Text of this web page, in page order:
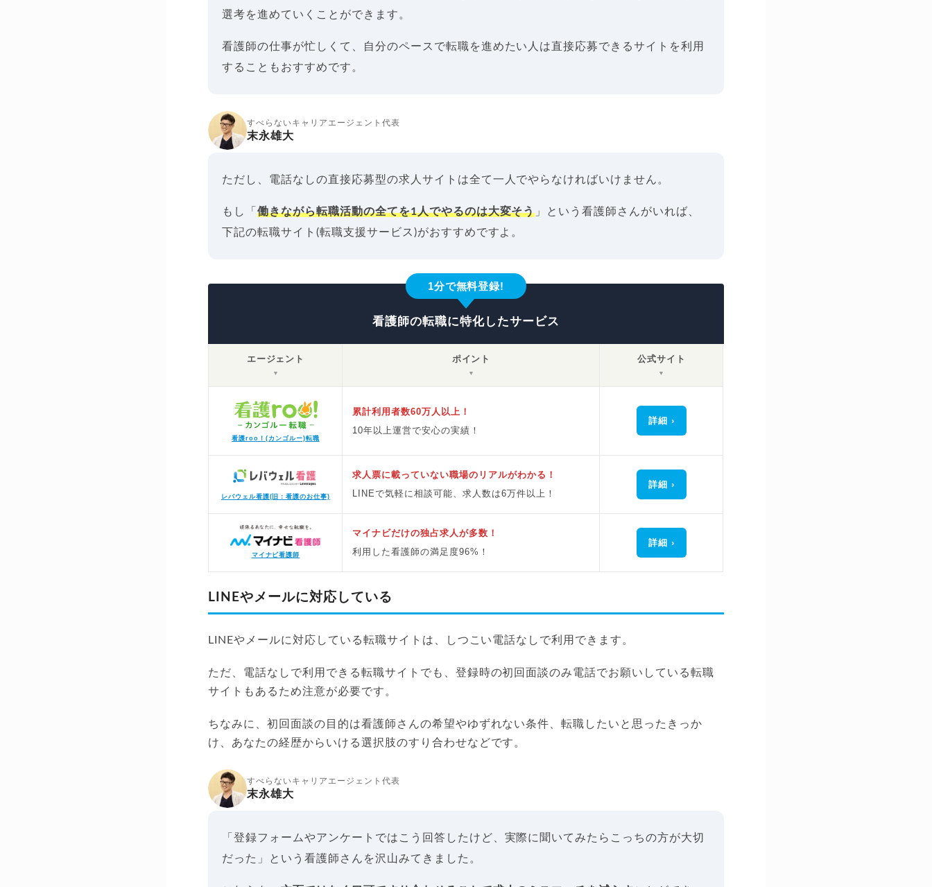
選考を進めていくことができます。
看護師の仕事が忙しくて、自分のペースで転職を進めたい人は直接応募できるサイトを利用
することもおすすめです。
すべらないキャリアエージェント代表
末永雄大
ただし、電話なしの直接応募型の求人サイトは全て一人でやらなければいけません。
もし「働きながら転職活動の全てを1人でやるのは大変そう 」という看護師さんがいれば、
下記の転職サイト(転職支援サービス)がおすすめですよ。
1分で無料登録!
看護師の転職に特化したサービス
エージェント
▼
ポイント
▼
公式サイト
▼
看護roo！(カンゴルー)転職
累計利用者数60万人以上！
10年以上運営で安心の実績！
詳細
レバウェル看護(旧：看護のお仕事)
求人票に載っていない職場のリアルがわかる！
LINEで気軽に相談可能、求人数は6万件以上！
詳細
マイナビ看護師
マイナビだけの独占求人が多数！
利用した看護師の満足度96%！
詳細
LINEやメールに対応している
LINEやメールに対応している転職サイトは、しつこい電話なしで利用できます。
ただ、電話なしで利用できる転職サイトでも、登録時の初回面談のみ電話でお願いしている転職
サイトもあるため注意が必要です。
ちなみに、初回面談の目的は看護師さんの希望やゆずれない条件、転職したいと思ったきっか
け、あなたの経歴からいける選択肢のすり合わせなどです。
すべらないキャリアエージェント代表
末永雄大
「登録フォームやアンケートではこう回答したけど、実際に聞いてみたらこっちの方が大切
だった」という看護師さんを沢山みてきました。